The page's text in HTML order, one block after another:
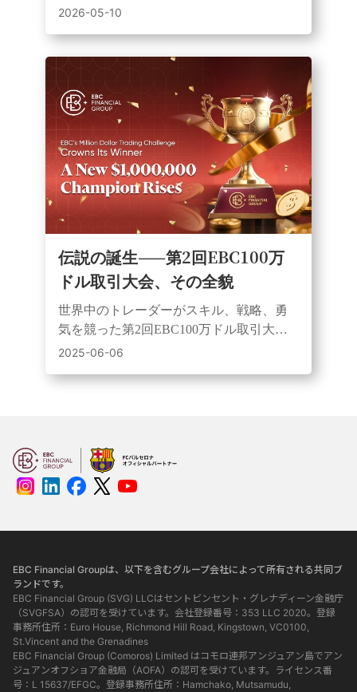
始した、2トラック制（シミュレーション/
2026-05-10
伝説の誕生——第2回EBC100万
ドル取引大会、その全貌
世界中のトレーダーがスキル、戦略、勇
気を競った第2回EBC100万ドル取引大
会。100万ドルチャレンジと3万ドルチャ
2025-06-06
EBC Financial Groupは、以下を含むグループ会社によって所有される共同ブ
ランドです。
EBC Financial Group (SVG) LLCはセントビンセント・グレナディーン金融庁
（SVGFSA）の認可を受けています。会社登録番号：353 LLC 2020。登録
事務所住所：Euro House, Richmond Hill Road, Kingstown, VC0100,
St.Vincent and the Grenadines
EBC Financial Group (Comoros) Limited はコモロ連邦アンジュアン島でアン
ジュアンオフショア金融局（AOFA）の認可を受けています。ライセンス番
号：L 15637/EFGC。登録事務所住所：Hamchako, Mutsamudu,